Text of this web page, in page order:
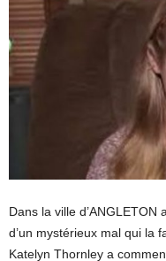
Dans la ville
d’un mystérieux mal qui la
Katelyn Thornley a